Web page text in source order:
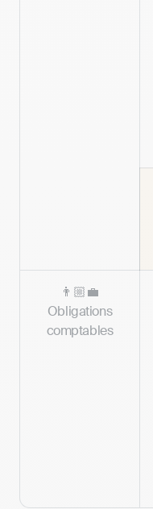
👨🏼‍💼
Obligations
comptables